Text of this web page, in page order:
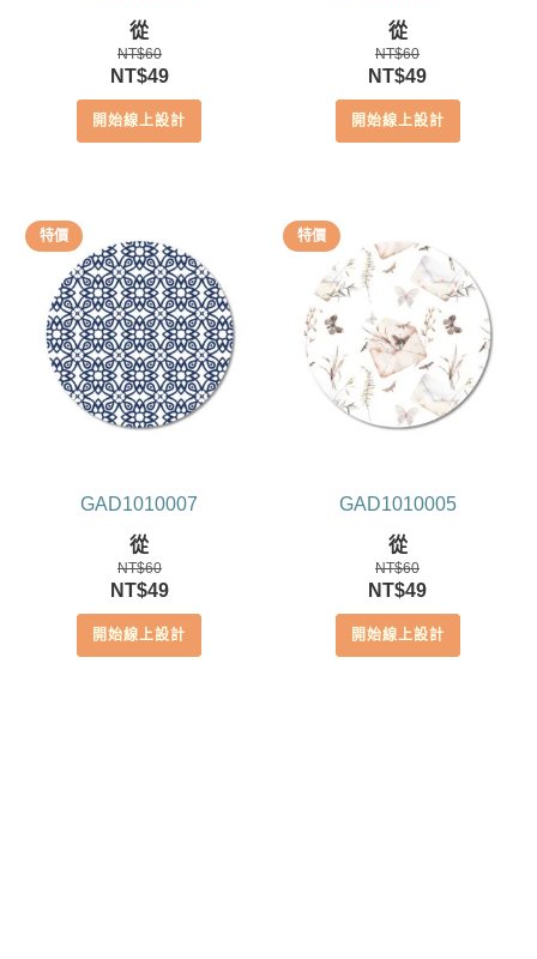
從
NT$60
原
始
價
NT$49目
前
價
開始線上設計
從
NT$60
原
始
價
NT$49目
前
價
開始線上設計
特價
GAD1010007
從
NT$60
原
始
價
NT$49目
前
價
開始線上設計
特價
GAD1010005
從
NT$60
原
始
價
NT$49目
前
價
開始線上設計